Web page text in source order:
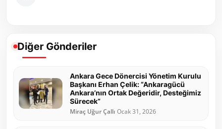
Diğer Gönderiler
Ankara Gece Dönercisi Yönetim Kurulu
Başkanı Erhan Çelik: “Ankaragücü
Ankara’nın Ortak Değeridir, Desteğimiz
Sürecek”
Miraç Uğur Çallı Ocak 31, 2026